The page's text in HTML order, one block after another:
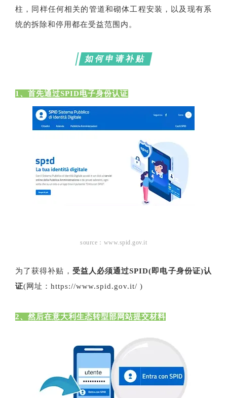
柱，同样任何相关的管道和砌体工程安装，以及现有系
统的拆除和停用都在受益范围内。
如何申请补贴
1、首先通过SPID电子身份认证
source：www.spid.gov.it
为了获得补贴， 受益人必须通过SPID(即电子身份证)认
证(网址：https://www.spid.gov.it/ )
2、然后在意大利生态转型部网站提交材料